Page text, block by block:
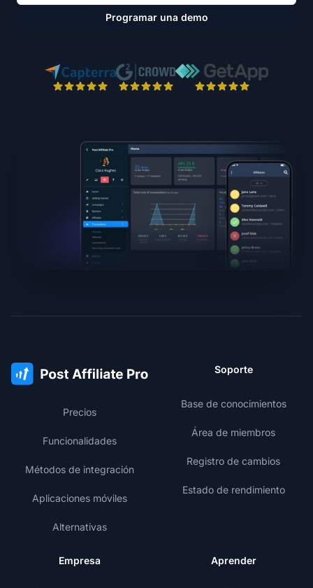
Programar una demo
Precios
Funcionalidades
Métodos de integración
Aplicaciones móviles
Alternativas
Soporte
Base de conocimientos
Área de miembros
Registro de cambios
Estado de rendimiento
Empresa Aprender